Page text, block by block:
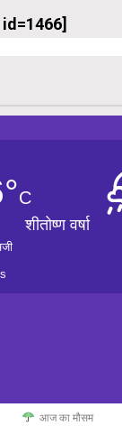
C
शीतोष्ण वर्षा
आज का मौसम